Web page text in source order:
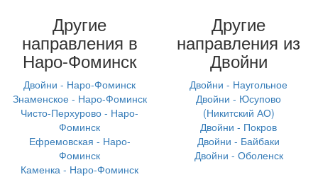
Другие
направления в
Наро-Фоминск
Двойни - Наро-Фоминск
Знаменское - Наро-Фоминск
Чисто-Перхурово - Наро-
Фоминск
Ефремовская - Наро-
Фоминск
Каменка - Наро-Фоминск
Другие
направления из
Двойни
Двойни - Наугольное
Двойни - Юсупово
(Никитский АО)
Двойни - Покров
Двойни - Байбаки
Двойни - Оболенск